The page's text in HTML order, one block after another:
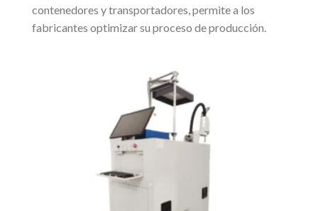
contenedores y transportadores, permite a los
fabricantes optimizar su proceso de producción.